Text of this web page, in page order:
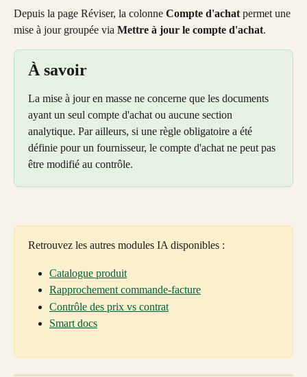
Depuis la page Réviser, la colonne Compte d'achat permet une
mise à jour groupée via Mettre à jour le compte d'achat.
À savoir
La mise à jour en masse ne concerne que les documents
ayant un seul compte d'achat ou aucune section
analytique. Par ailleurs, si une règle obligatoire a été
définie pour un fournisseur, le compte d'achat ne peut pas
être modifié au contrôle.
Retrouvez les autres modules IA disponibles :
Catalogue produit
Rapprochement commande-facture
Contrôle des prix vs contrat
Smart docs